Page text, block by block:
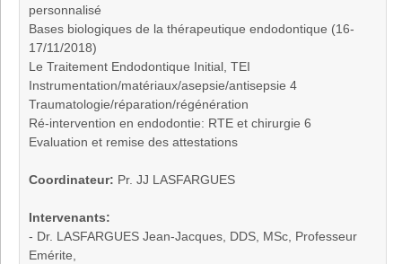
personnalisé
Bases biologiques de la thérapeutique endodontique (16-
17/11/2018)
Le Traitement Endodontique Initial, TEI
Instrumentation/matériaux/asepsie/antisepsie 4
Traumatologie/réparation/régénération
Ré-intervention en endodontie: RTE et chirurgie 6
Evaluation et remise des attestations
Coordinateur: Pr. JJ LASFARGUES
Intervenants:
- Dr. LASFARGUES Jean-Jacques, DDS, MSc, Professeur
Emérite,